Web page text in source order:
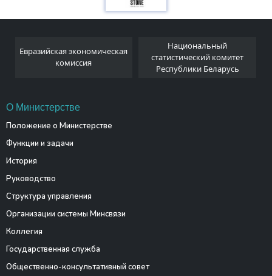
Евразийская экономическая
комиссия
Национальный
статистический комитет
Республики Беларусь
О Министерстве
Положение о Министерстве
Функции и задачи
История
Руководство
Структура управления
Организации системы Минсвязи
Коллегия
Государственная служба
Общественно-консультативный совет